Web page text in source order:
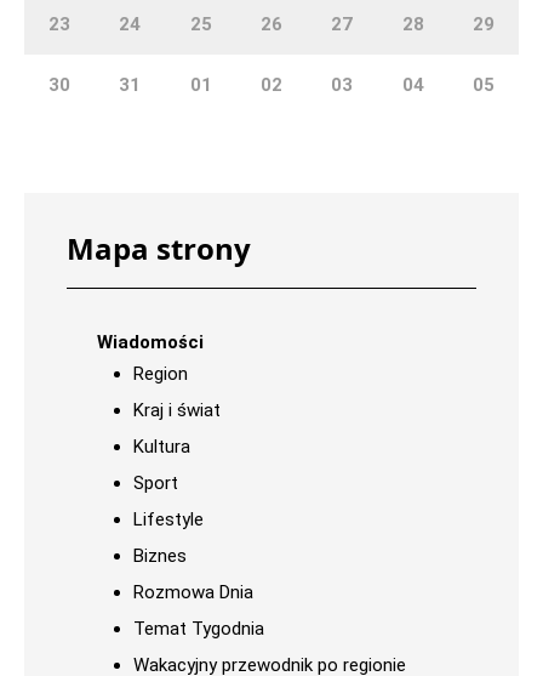
23 24 25 26 27 28 29
30 31 01 02 03 04 05
Mapa strony
Wiadomości
Region
Kraj i świat
Kultura
Sport
Lifestyle
Biznes
Rozmowa Dnia
Temat Tygodnia
Wakacyjny przewodnik po regionie